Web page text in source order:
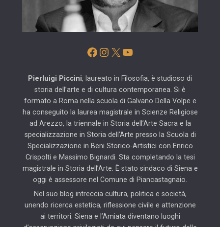
Facebook
Instagram
X YouTube
Pierluigi Piccini, laureato in Filosofia, è studioso di
storia dell’arte e di cultura contemporanea. Si è
formato a Roma nella scuola di Galvano Della Volpe e
ha conseguito la laurea magistrale in Scienze Religiose
ad Arezzo, la triennale in Storia dell’Arte Sacra e la
specializzazione in Storia dell’Arte presso la Scuola di
Specializzazione in Beni Storico-Artistici con Enrico
Crispolti e Massimo Bignardi. Sta completando la tesi
magistrale in Storia dell’Arte. È stato sindaco di Siena e
oggi è assessore nel Comune di Piancastagnaio.
Nel suo blog intreccia cultura, politica e società,
unendo ricerca estetica, riflessione civile e attenzione
ai territori. Siena e l’Amiata diventano luoghi